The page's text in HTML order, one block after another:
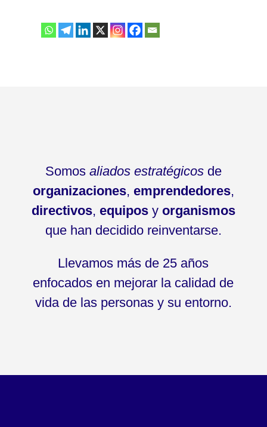
Somos aliados estratégicosde
organizaciones, emprendedores,
directivos, equiposy organismos
que han decidido reinventarse.
Llevamos más de 25 años
enfocados en mejorar la calidad de
vida de las personas y su entorno.